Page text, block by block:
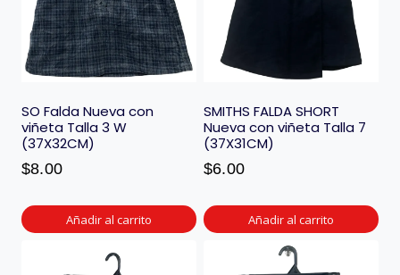
SO Falda Nueva con
viñeta Talla 3 W
(37X32CM)
$8.00
Añadir al carrito
SMITHS FALDA SHORT
Nueva con viñeta Talla 7
(37X31CM)
$6.00
Añadir al carrito